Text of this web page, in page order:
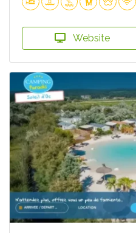
Website